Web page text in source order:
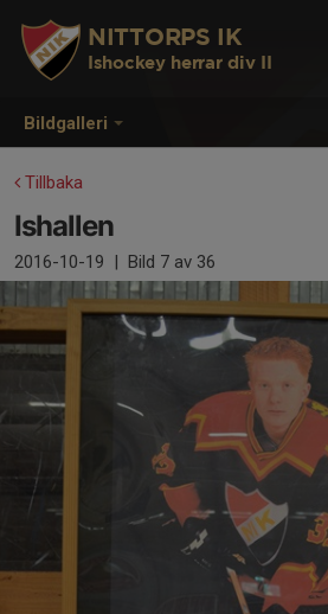
Bildgalleri
NITTORPS IK
Ishockey herrar div II
Tillbaka
Ishallen
2016-10-19 | Bild 7 av 36